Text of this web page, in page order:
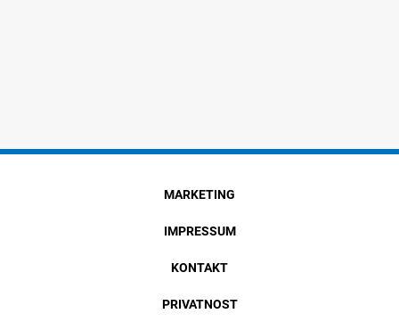
MARKETING
IMPRESSUM
KONTAKT
PRIVATNOST